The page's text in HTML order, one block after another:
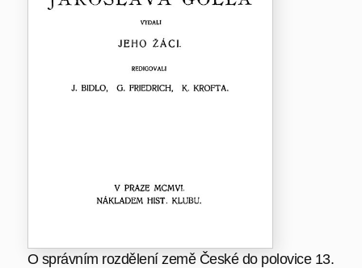
O správním rozdělení země České do polovice 13.